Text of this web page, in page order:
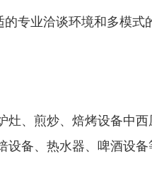
专业洽谈环境和多模式
灶、煎炒、焙烤设备中西
设备、热水器、啤酒设备